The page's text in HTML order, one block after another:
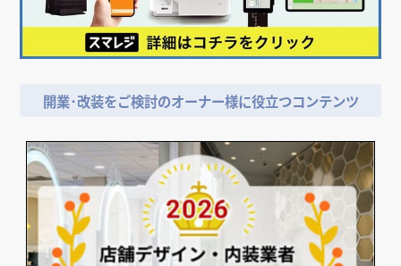
開業･改装をご検討のオーナー様に役立つコンテンツ